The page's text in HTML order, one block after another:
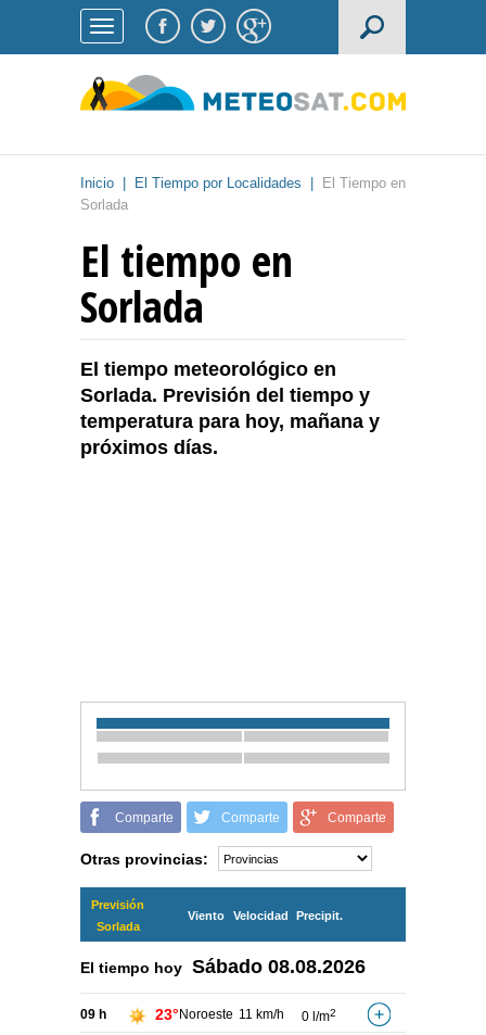
Inicio El Tiempo por Localidades
El Tiempo en
Sorlada
El tiempo en
Sorlada
El tiempo meteorológico en
Sorlada. Previsión del tiempo y
temperatura para hoy, mañana y
próximos días.
Comparte Comparte Comparte
Otras provincias:
Previsión
Sorlada
Viento Velocidad Precipit.
El tiempo hoy Sábado 08.08.2026
09 h 23° Noroeste 11 km/h 0 l/m2